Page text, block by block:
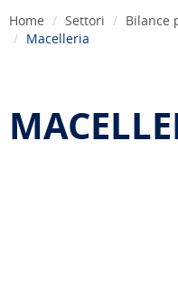
Home Settori
Bilance
Macelleria